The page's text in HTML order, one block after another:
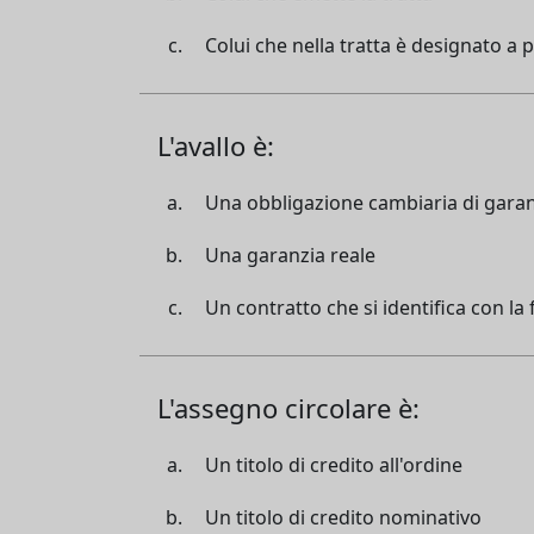
Colui che nella tratta è designato a
L'avallo è:
Una obbligazione cambiaria di
Una garanzia reale
Un contratto che si identifica con la
L'assegno circolare è:
Un titolo di credito all'ordine
Un titolo di credito nominativo